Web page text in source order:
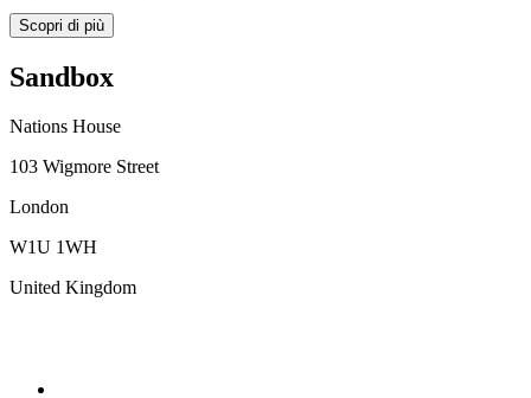
Scopri di più
Sandbox
Nations House
103 Wigmore Street
London
W1U 1WH
United Kingdom